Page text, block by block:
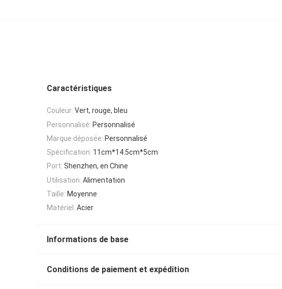
Caractéristiques
Couleur: Vert, rouge, bleu
Personnalisé: Personnalisé
Marque déposée: Personnalisé
Spécification: 11cm*14.5cm*5cm
Port: Shenzhen, en Chine
Utilisation: Alimentation
Taille: Moyenne
Matériel: Acier
Informations de base
Conditions de paiement et expédition